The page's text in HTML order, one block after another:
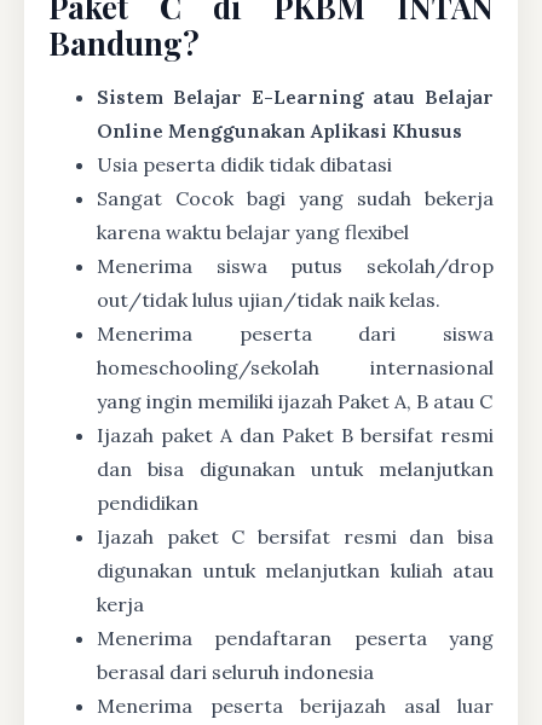
Bandung?
Sistem Belajar E-Learning atau Belajar
Online Menggunakan Aplikasi Khusus
Usia peserta didik tidak dibatasi
Sangat Cocok bagi yang sudah bekerja
karena waktu belajar yang flexibel
Menerima siswa putus sekolah/drop
out/tidak lulus ujian/tidak naik kelas.
Menerima peserta dari siswa
homeschooling/sekolah internasional
yang ingin memiliki ijazah Paket A, B atau C
Ijazah paket A dan Paket B bersifat resmi
dan bisa digunakan untuk melanjutkan
pendidikan
Ijazah paket C bersifat resmi dan bisa
digunakan untuk melanjutkan kuliah atau
kerja
Menerima pendaftaran peserta yang
berasal dari seluruh indonesia
Menerima peserta berijazah asal luar